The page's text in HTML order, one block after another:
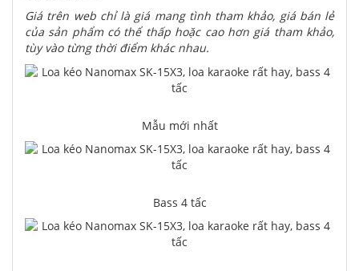
Giá trên web chỉ là giá mang tình tham khảo, giá bán lẻ
của sản phẩm có thể thấp hoặc cao hơn giá tham khảo,
tùy vào từng thời điểm khác nhau.
Mẫu mới nhất
Bass 4 tấc